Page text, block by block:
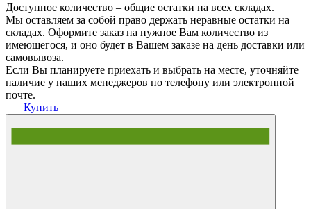
Доступное количество – общие остатки на всех складах.
Мы оставляем за собой право держать неравные остатки на
складах. Оформите заказ на нужное Вам количество из
имеющегося, и оно будет в Вашем заказе на день доставки или
самовывоза.
Если Вы планируете приехать и выбрать на месте, уточняйте
наличие у наших менеджеров по телефону или электронной
почте.
Купить